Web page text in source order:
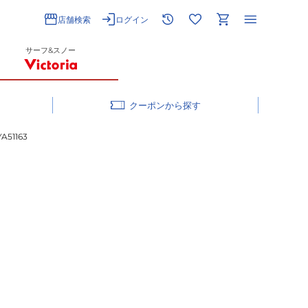
店舗検索 ログイン
サーフ&スノー
クーポン